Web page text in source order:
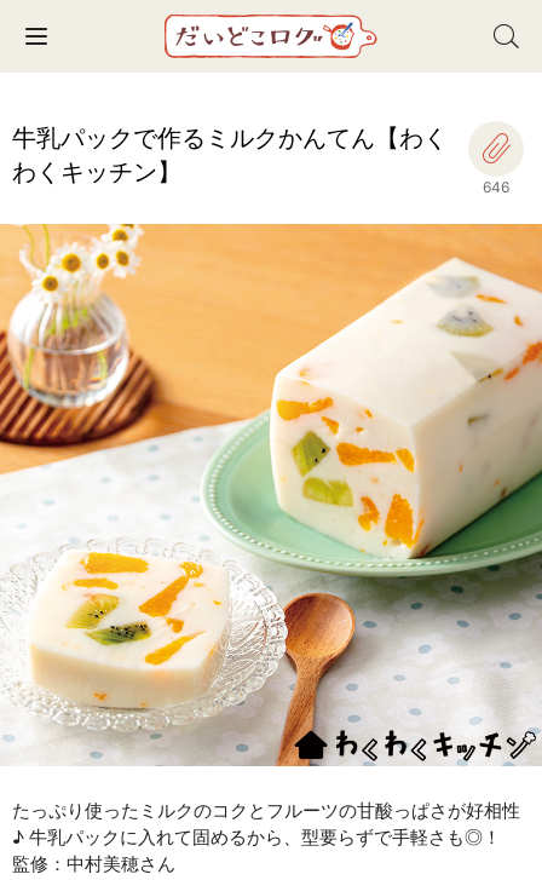
Toggle navigation
牛乳パックで作るミルクかんてん【わく
わくキッチン】
646
たっぷり使ったミルクのコクとフルーツの甘酸っぱさが好相性
♪ 牛乳パックに入れて固めるから、型要らずで手軽さも◎！
監修：中村美穂さん